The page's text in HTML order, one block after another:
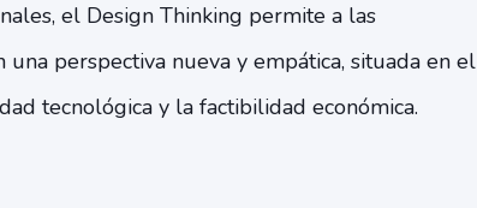
el Design Thinking permite a las
perspectiva nueva y empática, situada en el
tecnológica y la factibilidad económica.